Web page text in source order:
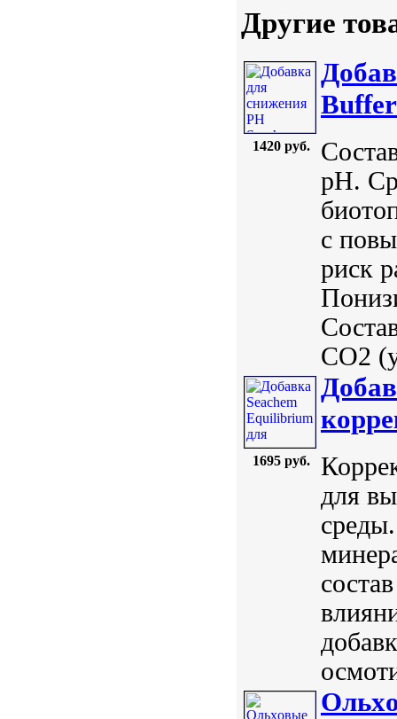
Другие
1420 руб.
pH.
с
риск
CO2
1695 руб.
для